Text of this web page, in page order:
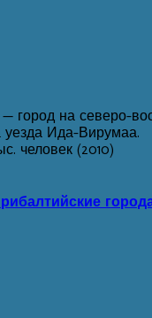
город на северо-
уезда Ида-Вирумаа.
человек (2010)